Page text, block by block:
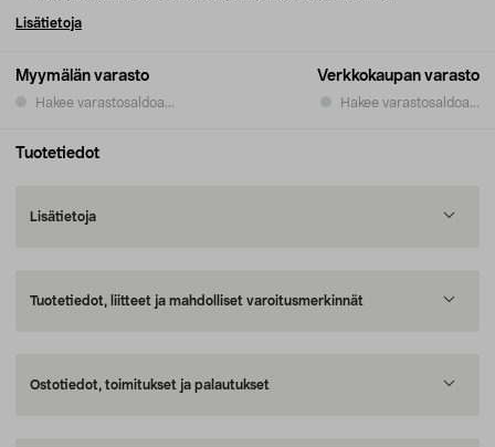
Myymälän varasto
Hakee varastosaldoa...
Verkkokaupan varasto
Hakee varastosaldoa...
Lisätietoja
Tuotetiedot
Lisätietoja
Tuotetiedot, liitteet ja mahdolliset varoitusmerkinnät
Ostotiedot, toimitukset ja palautukset